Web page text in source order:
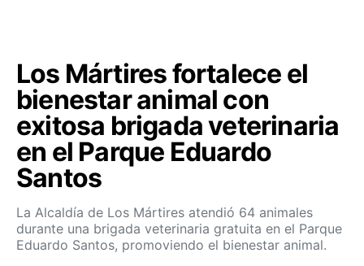
Los Mártires fortalece el
bienestar animal con
exitosa brigada veterinaria
en el Parque Eduardo
Santos
La Alcaldía de Los Mártires atendió 64 animales
durante una brigada veterinaria gratuita en el Parque
Eduardo Santos, promoviendo el bienestar animal.